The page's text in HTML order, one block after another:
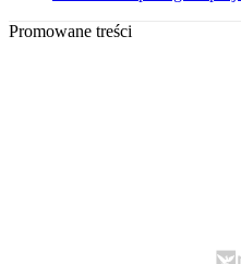
Promowane treści